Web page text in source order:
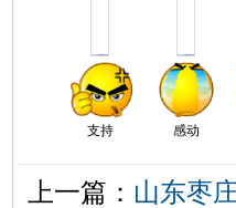
支持 感动
上一篇： 山东枣